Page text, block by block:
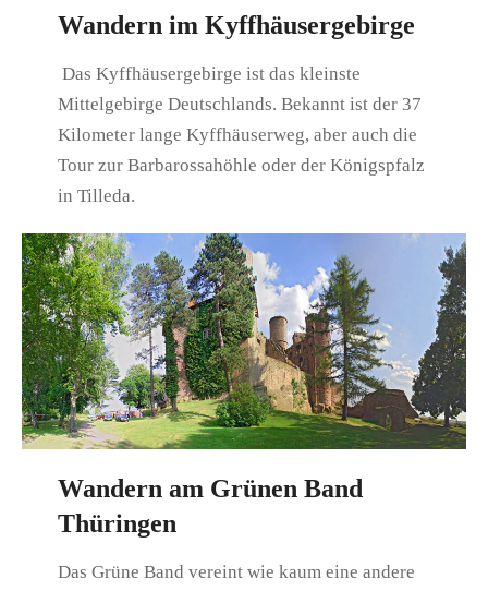
Wandern im Kyffhäusergebirge
Das Kyffhäusergebirge ist das kleinste
Mittelgebirge Deutschlands. Bekannt ist der 37
Kilometer lange Kyffhäuserweg, aber auch die
Tour zur Barbarossahöhle oder der Königspfalz
in Tilleda.
Wandern am Grünen Band
Thüringen
Das Grüne Band vereint wie kaum eine andere